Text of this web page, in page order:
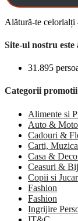
Alătură-te celorlalți
Site-ul nostru este
31.895
Categorii
Alimente si
Auto & Moto
Cadouri &
Carti,
Casa &
Ceasuri &
Copii si
Fashion
Fashion
Ingrijire